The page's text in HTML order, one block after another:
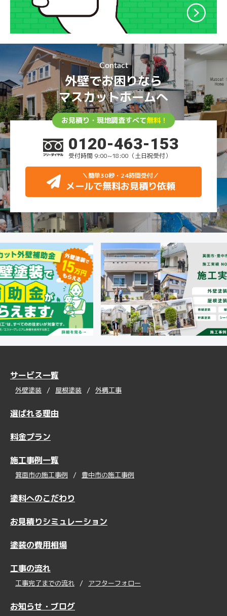
Contact
外壁でお困りなら
マスカットホームへ
お見積り・現地調査すべて無料！
0120-463-153
受付時間 9:00~18:00（土日祝受付）
＼簡単30秒・24時間受付／
メールで無料お見積り依頼
サービス一覧
外壁塗装 屋根塗装 外構工事
選ばれる理由
料金プラン
施工事例一覧
箕面市の施工事例 豊中市の施工事例
塗料へのこだわり
お見積りシミュレーション
塗装の費用相場
工事の流れ
工事完了までの流れ アフターフォロー
お知らせ・ブログ